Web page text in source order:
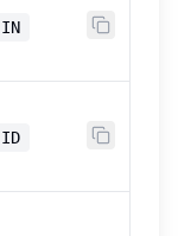
IN
ID